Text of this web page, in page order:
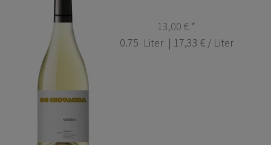
13,00 € *
0.75 Liter | 17,33 € / Liter